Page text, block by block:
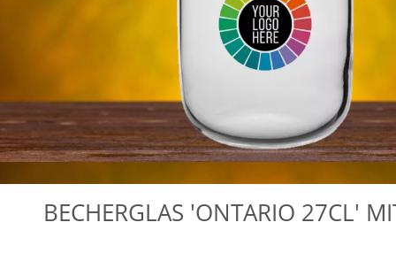
BECHERGLAS 'ONTARIO 27CL'